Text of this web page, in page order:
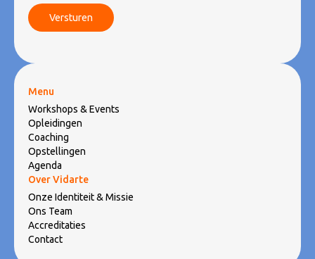
Menu
Workshops & Events
Opleidingen
Coaching
Opstellingen
Agenda
Over Vidarte
Onze Identiteit & Missie
Ons Team
Accreditaties
Contact